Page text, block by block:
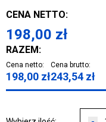
CENA NETTO:
198,00 zł
RAZEM:
Cena netto:
198,00 zł
Cena brutto:
243,54 zł